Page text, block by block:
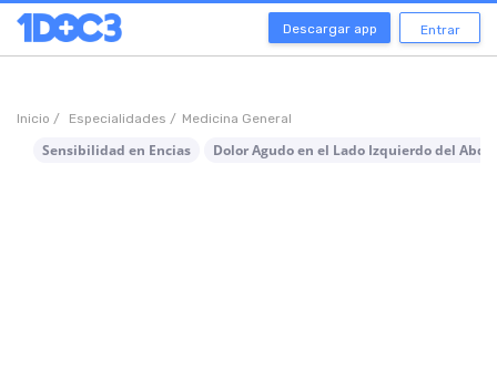
Descargar app Entrar
Inicio / Especialidades / Medicina General
Sensibilidad en Encias Dolor Agudo en el Lado Izquierdo del